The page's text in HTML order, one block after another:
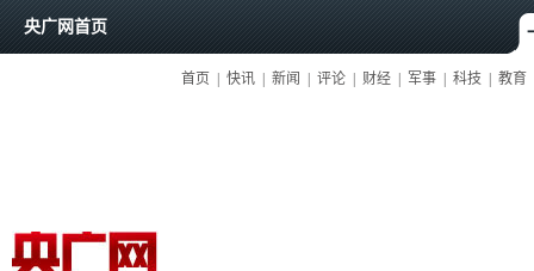
央广网首页
首页 快讯 新闻 评论 财经 军事 科技 教育